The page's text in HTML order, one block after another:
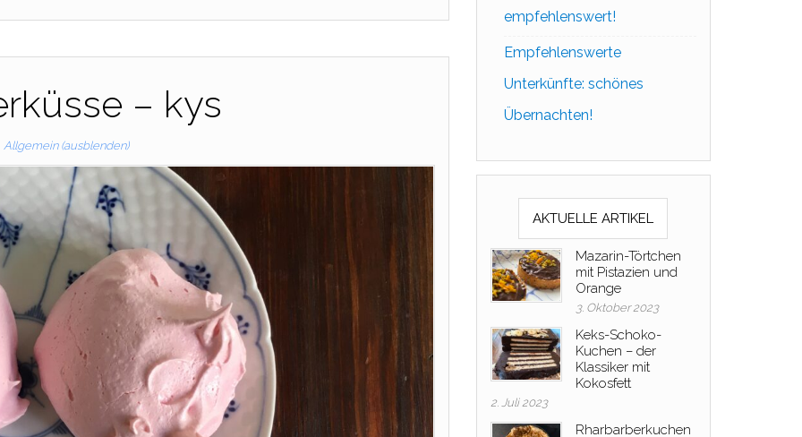
– kys
Allgemein (ausblenden)
empfehlenswert!
Empfehlenswerte
Unterkünfte: schönes
Übernachten!
AKTUELLE ARTIKEL
Mazarin-Törtchen
mit Pistazien und
Orange
3. Oktober 2023
Keks-Schoko-
Kuchen – der
Klassiker mit
Kokosfett
2. Juli 2023
Rharbarberkuchen